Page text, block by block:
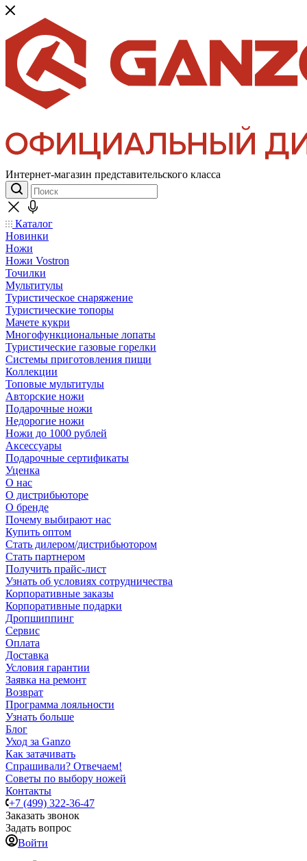
Интернет-магазин представительского класса
Каталог
Новинки
Ножи
Ножи Vostron
Точилки
Мультитулы
Туристическое снаряжение
Туристические топоры
Мачете кукри
Многофункциональные лопаты
Туристические газовые горелки
Системы приготовления пищи
Коллекции
Топовые мультитулы
Авторские ножи
Подарочные ножи
Недорогие ножи
Ножи до 1000 рублей
Аксессуары
Подарочные сертификаты
Уценка
О нас
О дистрибьюторе
О бренде
Почему выбирают нас
Купить оптом
Стать дилером/дистрибьютором
Стать партнером
Получить прайс-лист
Узнать об условиях сотрудничества
Корпоративные заказы
Корпоративные подарки
Дропшиппинг
Сервис
Оплата
Доставка
Условия гарантии
Заявка на ремонт
Возврат
Программа лояльности
Узнать больше
Блог
Уход за Ganzo
Как затачивать
Спрашивали? Отвечаем!
Советы по выбору ножей
Контакты
+7 (499) 322-36-47
Заказать звонок
Задать вопрос
Войти